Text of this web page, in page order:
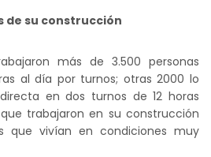
de su construcción
más de 3.500 personas
al día por turnos; otras 2000 lo
en dos turnos de 12 horas
trabajaron en su construcción
que vivían en condiciones muy